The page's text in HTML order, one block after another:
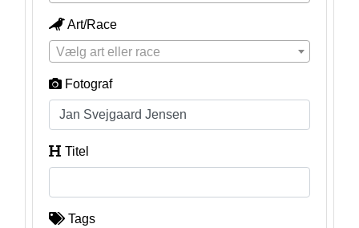
Art/Race
Vælg art eller race
Fotograf
Titel
Tags